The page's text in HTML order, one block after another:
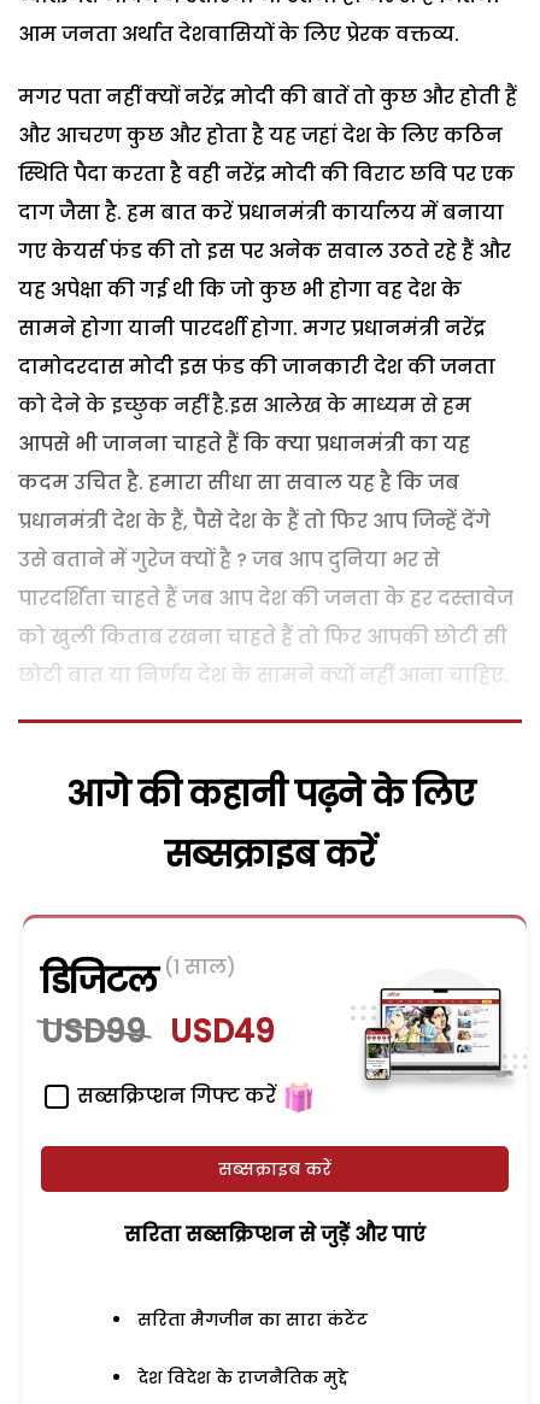
आम जनता अर्थात देशवासियों के लिए प्रेरक वक्तव्य.
मगर पता नहीं क्यों नरेंद्र मोदी की बातें तो कुछ और होती हैं
और आचरण कुछ और होता है यह जहां देश के लिए कठिन
स्थिति पैदा करता है वही नरेंद्र मोदी की विराट छवि पर एक
दाग जैसा है. हम बात करें प्रधानमंत्री कार्यालय में बनाया
गए केयर्स फंड की तो इस पर अनेक सवाल उठते रहे हैं और
यह अपेक्षा की गई थी कि जो कुछ भी होगा वह देश के
सामने होगा यानी पारदर्शी होगा. मगर प्रधानमंत्री नरेंद्र
दामोदरदास मोदी इस फंड की जानकारी देश की जनता
को देने के इच्छुक नहीं है.इस आलेख के माध्यम से हम
आपसे भी जानना चाहते हैं कि क्या प्रधानमंत्री का यह
कदम उचित है. हमारा सीधा सा सवाल यह है कि जब
प्रधानमंत्री देश के हैं, पैसे देश के हैं तो फिर आप जिन्हें देंगे
उसे बताने में गुरेज क्यों है ? जब आप दुनिया भर से
पारदर्शिता चाहते हैं जब आप देश की जनता के हर दस्तावेज
को खुली किताब रखना चाहते हैं तो फिर आपकी छोटी सी
छोटी बात या निर्णय देश के सामने क्यों नहीं आना चाहिए.
आगे की कहानी पढ़ने के लिए
सब्सक्राइब करें
डिजिटल (1 साल)
USD99 USD49
सब्सक्रिप्शन गिफ्ट करें
सब्सक्राइब करें
सरिता सब्सक्रिप्शन से जुड़ेें और पाएं
सरिता मैगजीन का सारा कंटेंट
देश विदेश के राजनैतिक मुद्दे